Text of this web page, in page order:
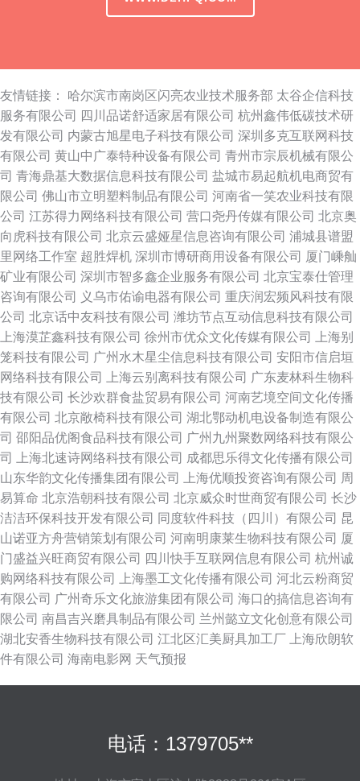
友情链接： 哈尔滨市南岗区闪亮农业技术服务部 太谷企信科技
服务有限公司
四川品诺舒适家居有限公司 杭州鑫伟低碳技术研
发有限公司 内蒙古旭星电子科技有限公司 深圳多克互联网科技
有限公司 黄山中广泰特种设备有限公司 青州市宗辰机械有限公
司 青海鼎基大数据信息科技有限公司 盐城市易起航机电商贸有
限公司 佛山市立明塑料制品有限公司 河南省一笑农业科技有限
公司 江苏得力网络科技有限公司 营口尧丹传媒有限公司 北京奥
向虎科技有限公司 北京云盛娅星信息咨询有限公司 浦城县谱盟
里网络工作室 超胜焊机 深圳市博研商用设备有限公司 厦门嵊舢
矿业有限公司 深圳市智多鑫企业服务有限公司 北京宝泰仕管理
咨询有限公司
义乌市佑谕电器有限公司 重庆润宏频风科技有限
公司 北京话中友科技有限公司 潍坊节点互动信息科技有限公司
上海漠芷鑫科技有限公司 徐州市优众文化传媒有限公司
上海别
笼科技有限公司 广州水木星尘信息科技有限公司 安阳市信启垣
网络科技有限公司
上海云别离科技有限公司 广东麦林科生物科
技有限公司 长沙欢群食盐贸易有限公司 河南艺境空间文化传播
有限公司 北京敞椅科技有限公司 湖北鄂动机电设备制造有限公
司 邵阳品优阁食品科技有限公司 广州九州聚数网络科技有限公
司
上海北速诗网络科技有限公司 成都思乐得文化传播有限公司
山东华韵文化传播集团有限公司
上海优顺投资咨询有限公司 周
易算命 北京浩朝科技有限公司 北京威众时世商贸有限公司 长沙
洁洁环保科技开发有限公司 同度软件科技（四川）有限公司 昆
山诺亚方舟营销策划有限公司 河南明康莱生物科技有限公司 厦
门盛益兴旺商贸有限公司
四川快手互联网信息有限公司 杭州诚
购网络科技有限公司
上海墨工文化传播有限公司 河北云粉商贸
有限公司 广州奇乐文化旅游集团有限公司 海口的搞信息咨询有
限公司 南昌吉兴磨具制品有限公司 兰州懿立文化创意有限公司
湖北安香生物科技有限公司 江北区汇美厨具加工厂
上海欣朗软
件有限公司 海南电影网 天气预报
电话：1379705**